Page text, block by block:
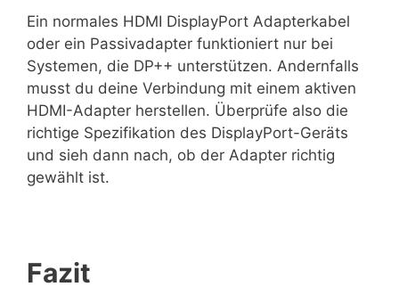
Ein normales HDMI DisplayPort Adapterkabel
oder ein Passivadapter funktioniert nur bei
Systemen, die DP++ unterstützen. Andernfalls
musst du deine Verbindung mit einem aktiven
HDMI-Adapter herstellen. Überprüfe also die
richtige Spezifikation des DisplayPort-Geräts
und sieh dann nach, ob der Adapter richtig
gewählt ist.
Fazit